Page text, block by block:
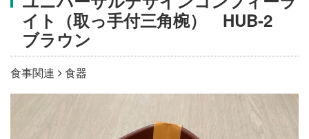
イト（取っ手付三角椀） HUB-2
ブラウン
食事関連 食器